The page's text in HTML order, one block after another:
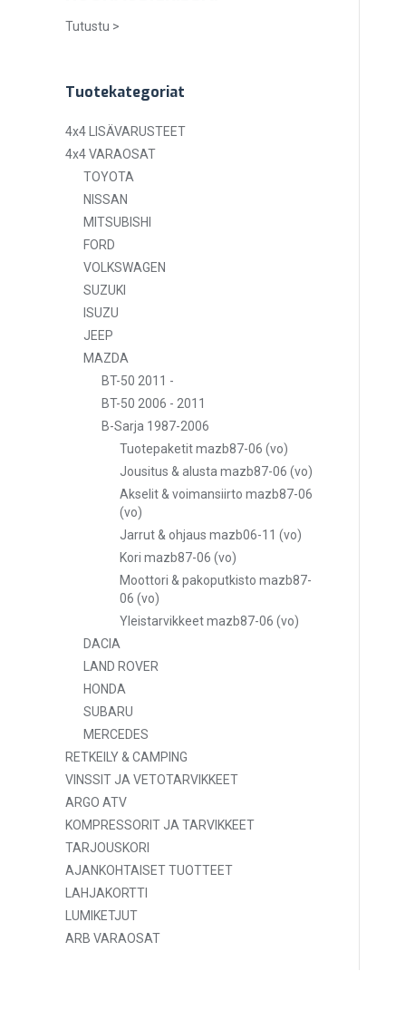
Tutustu >
Tuotekategoriat
4x4 LISÄVARUSTEET
4x4 VARAOSAT
TOYOTA
NISSAN
MITSUBISHI
FORD
VOLKSWAGEN
SUZUKI
ISUZU
JEEP
MAZDA
BT-50 2011 -
BT-50 2006 - 2011
B-Sarja 1987-2006
Tuotepaketit mazb87-06 (vo)
Jousitus & alusta mazb87-06 (vo)
Akselit & voimansiirto mazb87-06
(vo)
Jarrut & ohjaus mazb06-11 (vo)
Kori mazb87-06 (vo)
Moottori & pakoputkisto mazb87-
06 (vo)
Yleistarvikkeet mazb87-06 (vo)
DACIA
LAND ROVER
HONDA
SUBARU
MERCEDES
RETKEILY & CAMPING
VINSSIT JA VETOTARVIKKEET
ARGO ATV
KOMPRESSORIT JA TARVIKKEET
TARJOUSKORI
AJANKOHTAISET TUOTTEET
LAHJAKORTTI
LUMIKETJUT
ARB VARAOSAT